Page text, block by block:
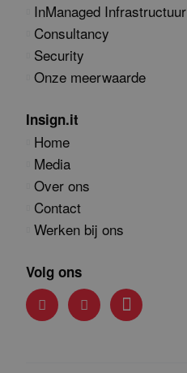
InManaged Infrastructuur
Consultancy
Security
Onze meerwaarde
Insign.it
Home
Media
Over ons
Contact
Werken bij ons
Volg ons